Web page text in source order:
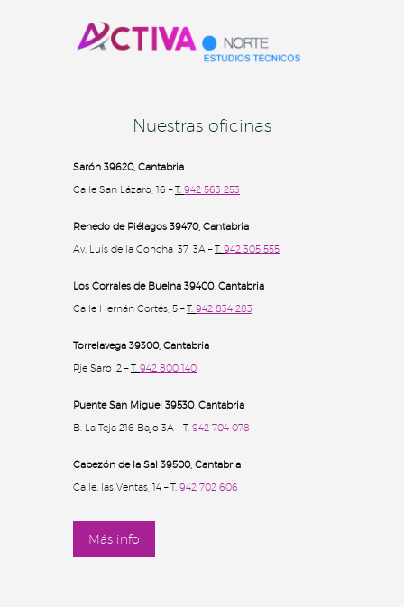
Nuestras oficinas
Sarón 39620, Cantabria
Calle San Lázaro, 16 –T. 942 563 253
Renedo de Piélagos 39470, Cantabria
Av. Luis de la Concha, 37, 3A –T. 942 305 555
Los Corrales de Buelna 39400, Cantabria
Calle Hernán Cortés, 5 –T. 942 834 283
Torrelavega 39300, Cantabria
Pje Saro, 2 –T. 942 800 140
Puente San Miguel 39530, Cantabria
B. La Teja 216 Bajo 3A – T. 942 704 078
Cabezón de la Sal 39500, Cantabria
Calle. las Ventas, 14 –T. 942 702 606
Más info